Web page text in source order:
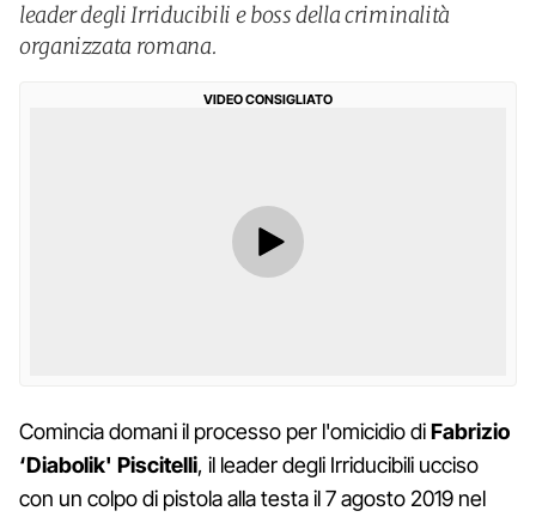
leader degli Irriducibili e boss della criminalità
organizzata romana.
VIDEO CONSIGLIATO
Comincia domani il processo per l'omicidio diFabrizio
‘Diabolik' Piscitelli, il leader degli Irriducibili ucciso
con un colpo di pistola alla testa il 7 agosto 2019 nel